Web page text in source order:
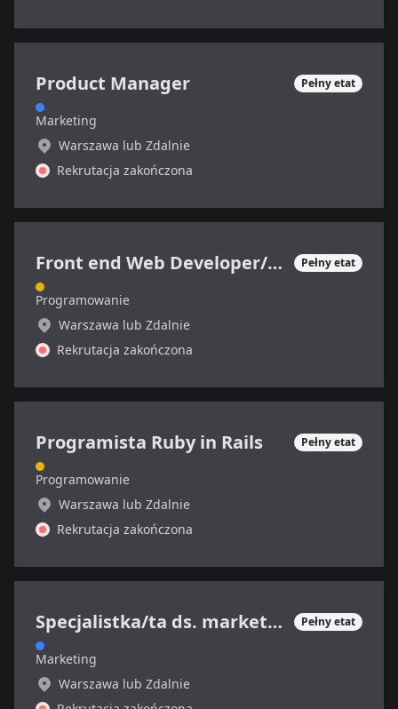
Product Manager Pełny etat
Marketing
Warszawa lub Zdalnie
Rekrutacja zakończona
Front end Web Developer/Grafik Pełny etat
Programowanie
Warszawa lub Zdalnie
Rekrutacja zakończona
Programista Ruby in Rails Pełny etat
Programowanie
Warszawa lub Zdalnie
Rekrutacja zakończona
Specjalistka/ta ds. marketingu internetowego Pełny etat
Marketing
Warszawa lub Zdalnie